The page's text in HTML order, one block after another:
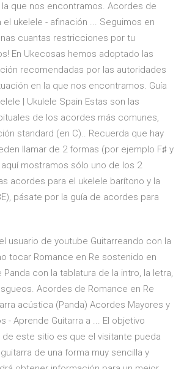
que nos encontramos. Acordes de
el ukelele - afinación ... Seguimos en
cuantas restricciones por tu
En Ukecosas hemos adoptado las
recomendadas por las autoridades
en la que nos encontramos. Guía
| Ukulele Spain Estas son las
de los acordes más comunes,
standard (en C).. Recuerda que hay
llamar de 2 formas (por ejemplo F♯ y
aquí mostramos sólo uno de los 2
acordes para el ukelele barítono y la
pásate por la guía de acordes para
usuario de youtube Guitarreando con la
tocar Romance en Re sostenido en
con la tablatura de la intro, la letra,
Acordes de Romance en Re
acústica (Panda) Acordes Mayores y
- Aprende Guitarra a ... El objetivo
este sitio es que el visitante pueda
de una forma muy sencilla y